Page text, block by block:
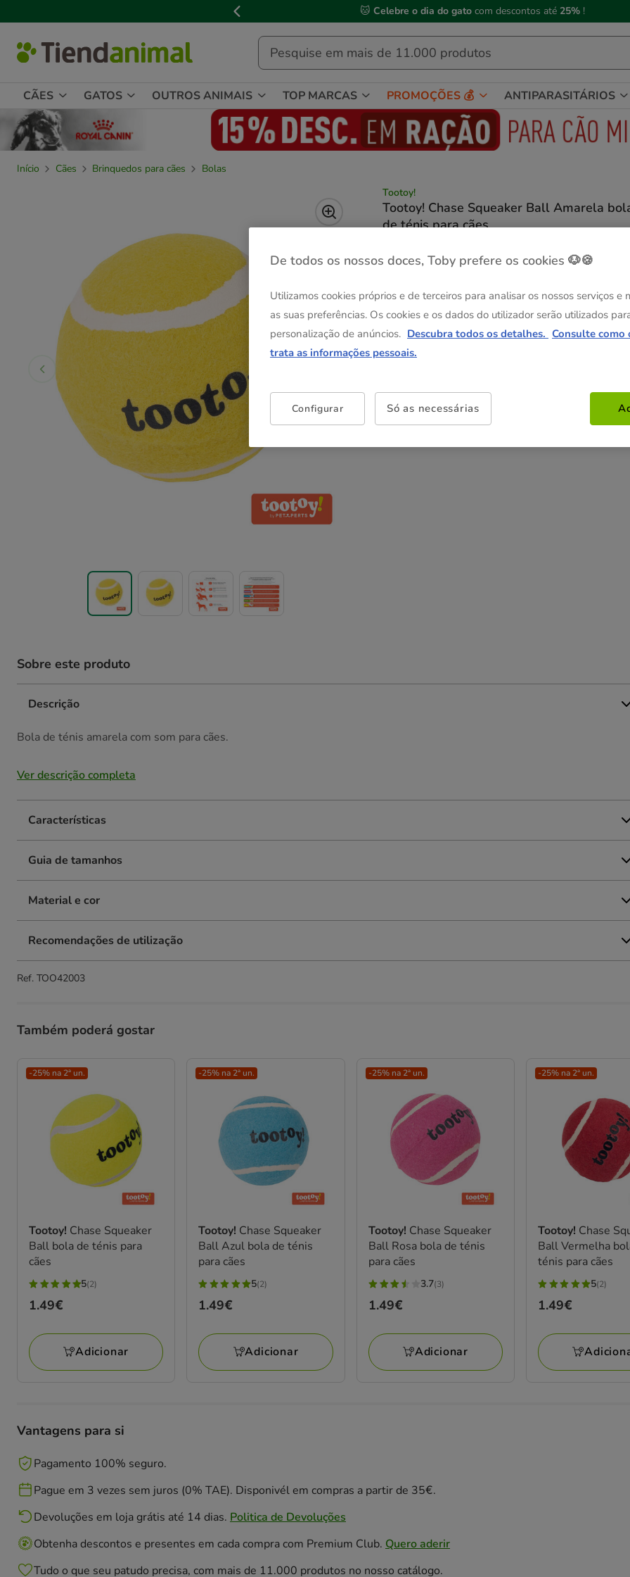
de
mensagem,
🐱 Celebre o dia do gato com descontos até 25% !
CÃES GATOS OUTROS ANIMAIS TOP MARCAS PROMOÇÕES 💰 ANTIPARASITÁRIOS
Início Cães Brinquedos para cães
Bolas
Tootoy!
Tootoy! Chase Squeaker Ball Amarela
de ténis para cães
Quantidades: 1 ud.
1 ud.
1.49€
Com cupão numa seleção de
alimentação, higiene e acessórios.
Ver condições
Sobre este produto
Descrição
Bola de ténis amarela com som para cães.
Ver descrição completa
Características
Guia de tamanhos
Material e cor
Recomendações de utilização
Ref. TOO42003
Também poderá gostar
-25% na 2ª un.
Tootoy! Chase Squeaker
Ball bola de ténis para
cães
5
estrelas
2
avaliações
5(2)
Preço
1.49€
Adicionar
-25% na 2ª un.
Tootoy! Chase Squeaker
Ball Azul bola de ténis
para cães
5
estrelas
2
avaliações
5(2)
Preço
1.49€
Adicionar
-25% na 2ª un.
Tootoy! Chase Squeaker
Ball Rosa bola de ténis
para cães
3.7
estrelas
3
avaliações
3.7(3)
Preço
1.49€
Adicionar
-25% na 2ª un.
Tootoy! Chase
Ball Vermelha
ténis para cães
5
estrelas
2
avaliações
5(2)
Preço
1.49€
Vantagens para si
Pagamento 100% seguro.
Pague em 3 vezes sem juros (0% TAE). Disponivél em compras a partir de 35€.
Devoluções em loja grátis até 14 dias. Politica de Devoluções
Obtenha descontos e presentes em cada compra com Premium Club. Quero aderir
Tudo o que seu patudo precisa, com mais de 11.000 produtos no nosso catálogo.
De todos os nossos doces, Toby prefere os cookies 🐶🍪
Utilizamos cookies próprios e de terceiros para analisar os nossos serviços e
as suas preferências. Os cookies e os dados do utilizador serão utilizados
personalização de anúncios. Descubra todos os detalhes. Consulte como
trata as informações pessoais.
Configurar Só as necessárias